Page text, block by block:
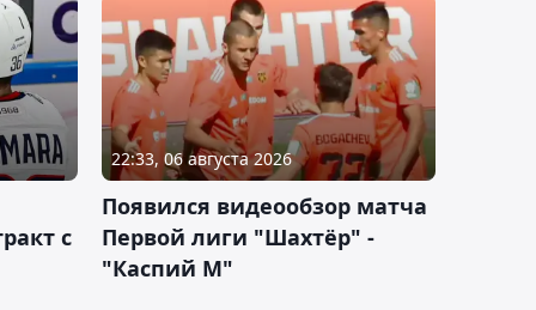
с
22:33, 06 августа 2026
Появился видеообзор матча
Первой лиги "Шахтёр" -
"Каспий М"